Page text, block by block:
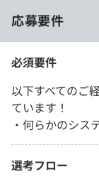
応募要件
必須要件
以下すべてのご
ています！
・何らかのシ
選考フロー